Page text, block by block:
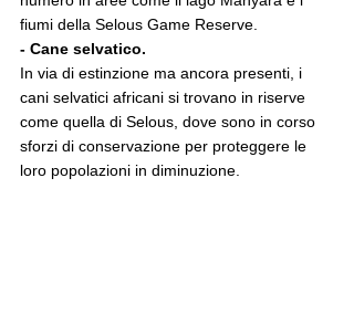
fiumi della Selous Game Reserve.
- Cane selvatico.
In via di estinzione ma ancora presenti, i
cani selvatici africani si trovano in riserve
come quella di Selous, dove sono in corso
sforzi di conservazione per proteggere le
loro popolazioni in diminuzione.